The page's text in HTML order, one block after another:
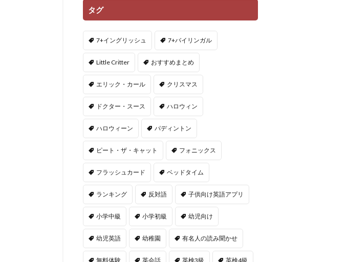
タグ
7+イングリッシュ 7+バイリンガル
Little Critter おすすめまとめ
エリック・カール クリスマス
ドクター・スース ハロウィン
ハロウィーン パディントン
ピート・ザ・キャット フォニックス
フラッシュカード ベッドタイム
ランキング 反対語 子供向け英語アプリ
小学中級 小学初級 幼児向け
幼児英語 幼稚園 有名人の読み聞かせ
無料体験 英会話 英検3級 英検4級